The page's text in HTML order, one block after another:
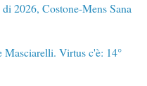
2026, Costone-Mens Sana
Masciarelli. Virtus c'è: 14°